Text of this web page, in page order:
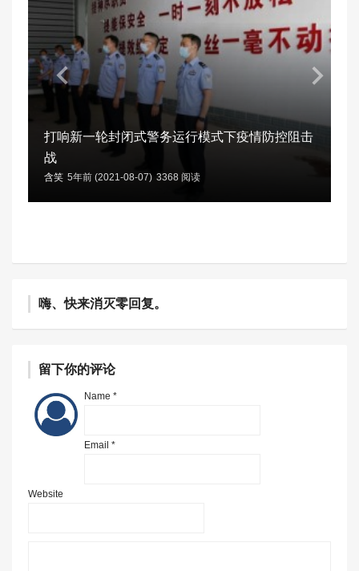
打响新一轮封闭式警务运行模式下疫情防控阻击
战
含笑 5年前 (2021-08-07) 3368 阅读
嗨、快来消灭零回复。
留下你的评论
Name *
Email *
Website